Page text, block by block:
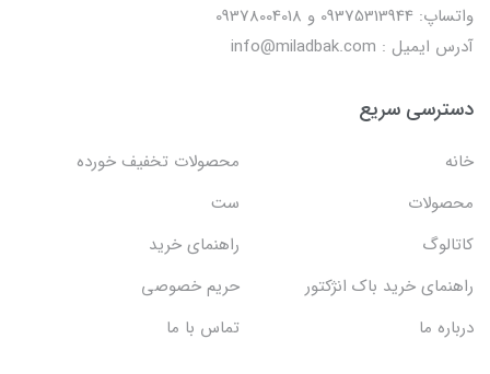
واتساپ: 09375313944 و 09378004018
آدرس ایمیل : info@miladbak.com
دسترسی سریع
خانه
محصولات تخفیف خورده
محصولات
ست
کاتالوگ
راهنمای خرید
راهنمای خرید باک انژکتور
حریم خصوصی
درباره ما
تماس با ما